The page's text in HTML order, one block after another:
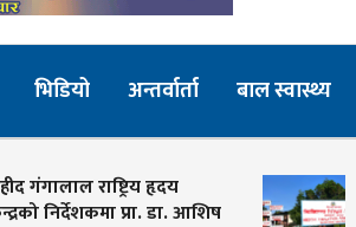
भिडियो अन्तर्वार्ता बाल स्वास्थ्य
गंगालाल राष्ट्रिय हृदय
निर्देशकमा प्रा. डा. आशिष